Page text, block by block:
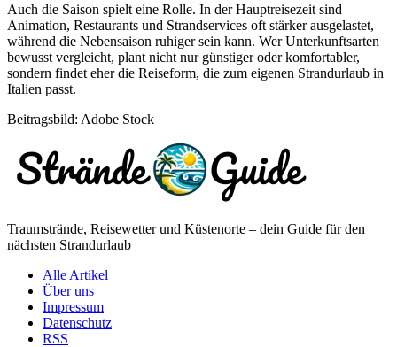
Auch die Saison spielt eine Rolle. In der Hauptreisezeit sind
Animation, Restaurants und Strandservices oft stärker ausgelastet,
während die Nebensaison ruhiger sein kann. Wer Unterkunftsarten
bewusst vergleicht, plant nicht nur günstiger oder komfortabler,
sondern findet eher die Reiseform, die zum eigenen Strandurlaub in
Italien passt.
Beitragsbild: Adobe Stock
Traumstrände, Reisewetter und Küstenorte – dein Guide für den
nächsten Strandurlaub
Alle Artikel
Über uns
Impressum
Datenschutz
RSS